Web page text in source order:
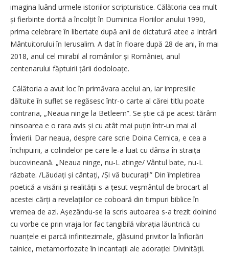
imagina luând urmele istoriilor scripturistice. Călătoria cea mult
și fierbinte dorită a încolțit în Duminica Floriilor anului 1990,
prima celebrare în libertate după anii de dictatură atee a Intrării
Mântuitorului în Ierusalim. A dat în floare după 28 de ani, în mai
2018, anul cel mirabil al românilor și României, anul
centenarului făptuirii țării dodoloațe.
Călătoria a avut loc în primăvara acelui an, iar impresiile
dăltuite în suflet se regăsesc într-o car­te al cărei titlu poate
contraria, „Neaua ninge la Betleem”. Se știe că pe acest tărâm
ninsoarea e o rara avis și cu atât mai puțin într-un mai al
Învierii. Dar neaua, despre care scrie Doina Cernica, e cea a
închipuirii, a colindelor pe care le-a luat cu dânsa în straița
bucovineană. „Neaua ninge, nu-L atinge/ Vântul bate, nu-L
răzbate. /Lăudați și cântați, /Și vă bucu­rați!” Din împletirea
poetică a visării și realității s-a țesut veșmân­tul de brocart al
acestei cărți a revelațiilor ce coboară din timpuri biblice în
vremea de azi. Așezându-se la scris autoarea s-a trezit doinind
cu vorbe ce prin vraja lor fac tangibilă vibrația lăuntrică cu
nuanțele ei parcă infinitezimale, glăsuind privitor la înfiorări
tainice, metamorfozate în incantații ale adorației Divinității.